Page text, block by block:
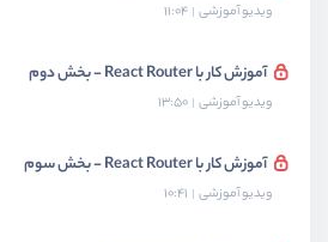
ویدیو آموزشی 11:04
آموزش کار با React Router - بخش دوم
ویدیو آموزشی 13:50
آموزش کار با React Router - بخش سوم
ویدیو آموزشی 10:41